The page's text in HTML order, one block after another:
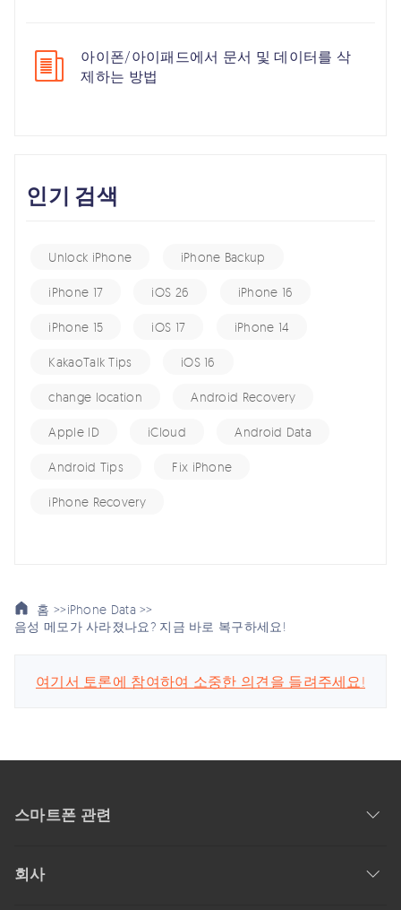
아이폰/아이패드에서 문서 및 데이터를 삭
제하는 방법
인기 검색
Unlock iPhone iPhone Backup
iPhone 17 iOS 26 iPhone 16
iPhone 15 iOS 17 iPhone 14
KakaoTalk Tips iOS 16
change location Android Recovery
Apple ID iCloud Android Data
Android Tips Fix iPhone
iPhone Recovery
홈 >>iPhone Data >>
음성 메모가 사라졌나요? 지금 바로 복구하세요!
여기서 토론에 참여하여 소중한 의견을 들려주세요!
스마트폰 관련
회사